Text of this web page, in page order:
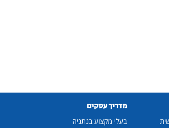
מדריך עסקים
בעלי מקצוע בנתניה